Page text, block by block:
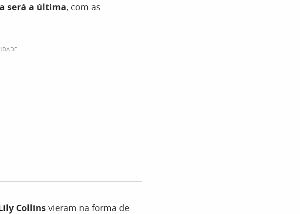
será a última, com as
Collins vieram na forma de